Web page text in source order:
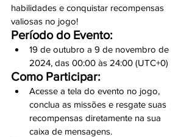
habilidades e conquistar recompensas
valiosas no jogo!
Período do Evento:
19 de outubro a 9 de novembro de
2024, das 00:00 às 24:00 (UTC+0)
Como Participar:
Acesse a tela do evento no jogo,
conclua as missões e resgate suas
recompensas diretamente na sua
caixa de mensagens.